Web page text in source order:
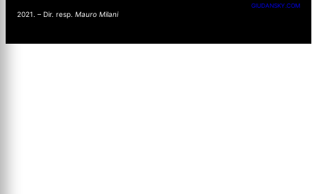
2021. – Dir. resp. Mauro Milani
GIUDANSKY.COM